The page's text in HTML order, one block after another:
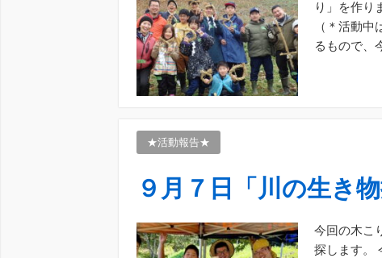
り」を作り
（＊活動
るもので、
★活動報告★
９月７日「川の生き
今回の木こ
探します。